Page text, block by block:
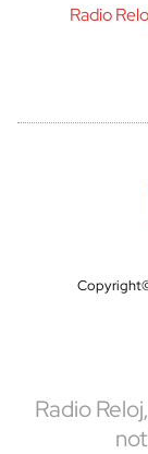
Radio
Radio